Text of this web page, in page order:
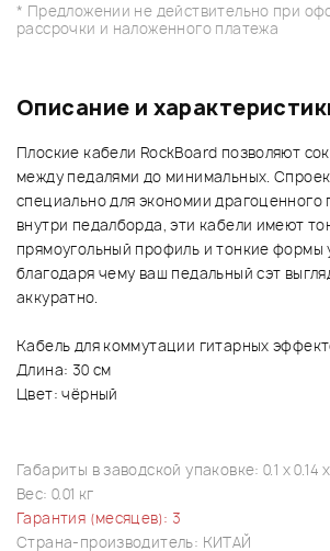
* Предложении не действительно при
рассрочки и наложенного платежа
Описание и
Плоские кабели RockBoard позволяют
между педалями до минимальных.
специально для экономии драгоценного
внутри педалборда, эти кабели имеют
прямоугольный профиль и тонкие формы
благодаря чему ваш педальный сэт
аккуратно.
Кабель для коммутации гитарных
Длина: 30 см
Цвет: чёрный
Габариты в заводской упаковке: 0.1 x 0.14
Вес: 0.01 кг
Гарантия (месяцев): 3
Страна-производитель: КИТАЙ